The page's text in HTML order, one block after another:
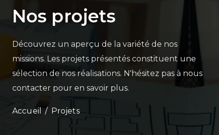
Nos projets
Découvrez un aperçu de la variété de nos
missions. Les projets présentés constituent une
sélection de nos réalisations. N'hésitez pas à nous
contacter pour en savoir plus.
/ Projets